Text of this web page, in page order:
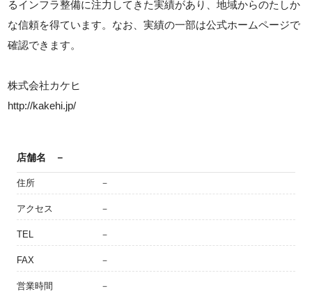
るインフラ整備に注力してきた実績があり、地域からのたしか
な信頼を得ています。なお、実績の一部は公式ホームページで
確認できます。
株式会社カケヒ
http://kakehi.jp/
店舗名 －
住所 －
アクセス －
TEL －
FAX －
営業時間 －